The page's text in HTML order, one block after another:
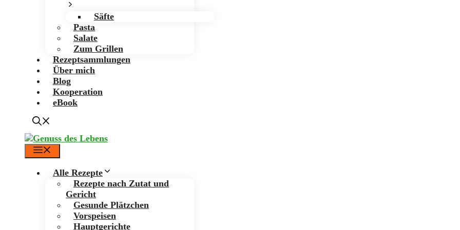
Säfte
Pasta
Salate
Zum Grillen
Rezeptsammlungen
Über mich
Blog
Kooperation
eBook
Alle Rezepte
Rezepte nach Zutat und
Gericht
Gesunde Plätzchen
Vorspeisen
Hauptgerichte